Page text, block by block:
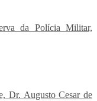
da Polícia Militar,
Dr. Augusto Cesar de